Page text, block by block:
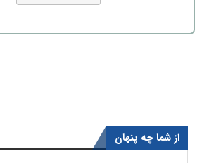
از شما چه پنهان